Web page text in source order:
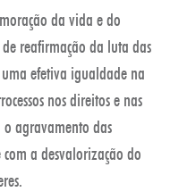
da vida e do
reafirmação da luta das
efetiva igualdade na
nos direitos e nas
agravamento das
a desvalorização do